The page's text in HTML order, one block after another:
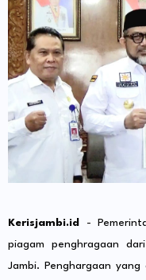
Kerisjambi.id
-
piagam penghragaan
Jambi. Penghargaan